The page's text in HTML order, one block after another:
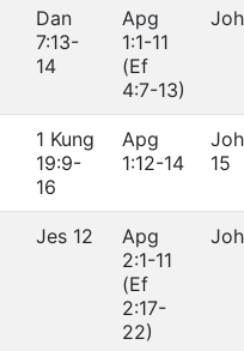
Dan
7:13-
14
Apg
1:1-11
(Ef
4:7-13)
1 Kung
19:9-
16
Apg
1:12-14
15
Jes 12
Apg
2:1-11
(Ef
2:17-
22)